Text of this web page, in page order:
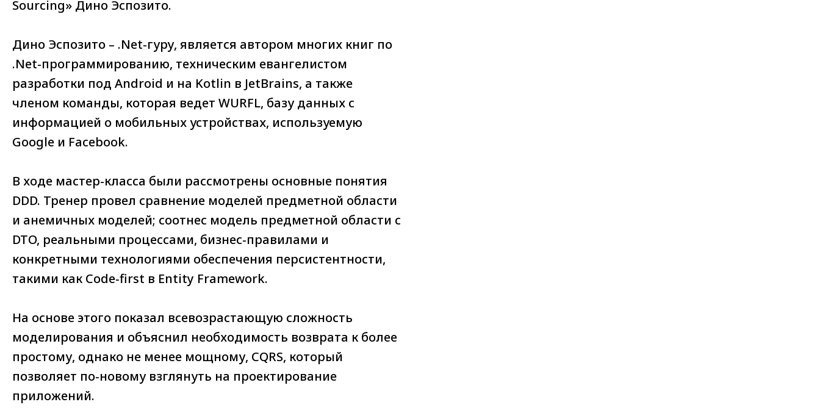
Sourcing» Дино Эспозито.
Дино Эспозито – .Net-гуру, является автором многих книг по
.Net-программированию, техническим евангелистом
разработки под Android и на Kotlin в JetBrains, а также
членом команды, которая ведет WURFL, базу данных с
информацией о мобильных устройствах, используемую
Google и Facebook.
В ходе мастер-класса были рассмотрены основные понятия
DDD. Тренер провел сравнение моделей предметной области
и анемичных моделей; соотнес модель предметной области с
DTO, реальными процессами, бизнес-правилами и
конкретными технологиями обеспечения персистентности,
такими как Code-first в Entity Framework.
На основе этого показал всевозрастающую сложность
моделирования и объяснил необходимость возврата к более
простому, однако не менее мощному, CQRS, который
позволяет по-новому взглянуть на проектирование
приложений.